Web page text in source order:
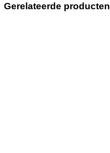
Gerelateerde producten